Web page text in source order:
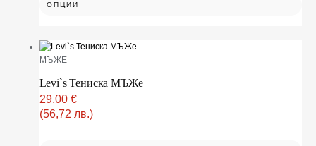
ОПЦИИ
МЪЖЕ
Levi`s Тениска МЪЖe
29,00 €
(56,72 лв.)